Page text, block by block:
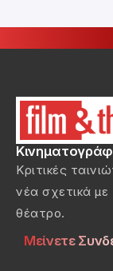
Κριτικές
νέα σχετικά με
θέατρο.
Μείνετε